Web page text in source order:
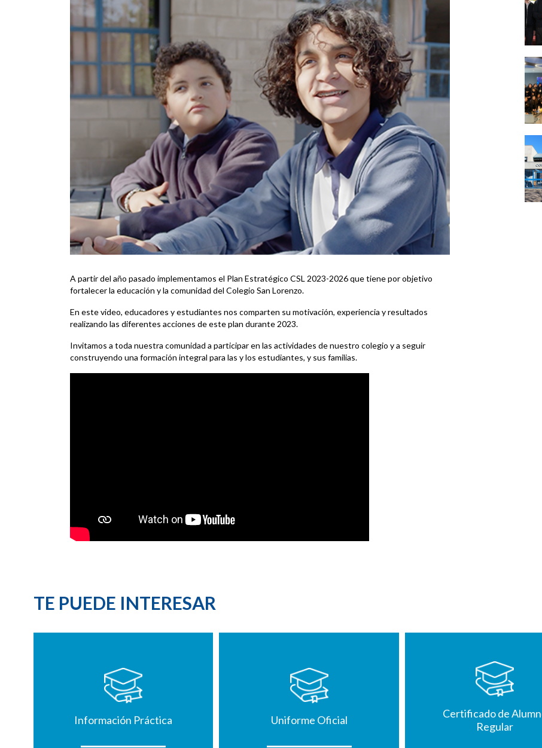
A partir del año pasado implementamos el Plan Estratégico CSL 2023-2026 que tiene por objetivo
fortalecer la educación y la comunidad del Colegio San Lorenzo.
En este video, educadores y estudiantes nos comparten su motivación, experiencia y resultados
realizando las diferentes acciones de este plan durante 2023.
Invitamos a toda nuestra comunidad a participar en las actividades de nuestro colegio y a seguir
construyendo una formación integral para las y los estudiantes, y sus familias.
TE PUEDE INTERESAR
Información Práctica Uniforme Oficial
Certificado de
Regular